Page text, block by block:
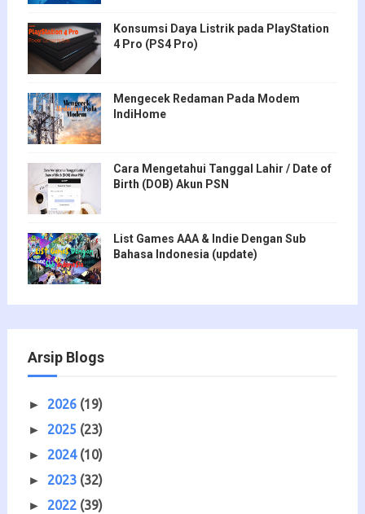
Konsumsi Daya Listrik pada PlayStation
4 Pro (PS4 Pro)
Mengecek Redaman Pada Modem
IndiHome
Cara Mengetahui Tanggal Lahir / Date of
Birth (DOB) Akun PSN
List Games AAA & Indie Dengan Sub
Bahasa Indonesia (update)
Arsip Blogs
► 2026 (19)
► 2025 (23)
► 2024 (10)
► 2023 (32)
► 2022 (39)